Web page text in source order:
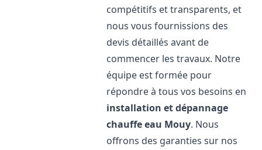
compétitifs et transparents, et
nous vous fournissions des
devis détaillés avant de
commencer les travaux. Notre
équipe est formée pour
répondre à tous vos besoins en
installation et dépannage
chauffe eau Mouy. Nous
offrons des garanties sur nos